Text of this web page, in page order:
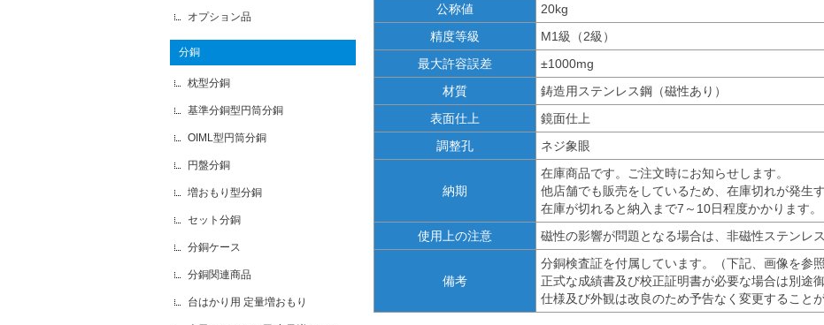
公称値
20kg
精度等級
M1級（2級）
最大許容誤差
±1000mg
材質
鋳造用ステンレス鋼（磁性あり）
表面仕上
鏡面仕上
調整孔
ネジ象眼
納期
在庫商品です。ご注文時にお知らせします。
他店舗でも販売をしているため、在庫切れが発生
在庫が切れると納入まで7～10日程度かかります。
使用上の注意
磁性の影響が問題となる場合は、非磁性ステンレ
備考
分銅検査証を付属しています。（下記、画像を参照
正式な成績書及び校正証明書が必要な場合は別途
仕様及び外観は改良のため予告なく変更することが
オプション品
分銅
枕型分銅
基準分銅型円筒分銅
OIML型円筒分銅
円盤分銅
増おもり型分銅
セット分銅
分銅ケース
分銅関連商品
台はかり用 定量増おもり